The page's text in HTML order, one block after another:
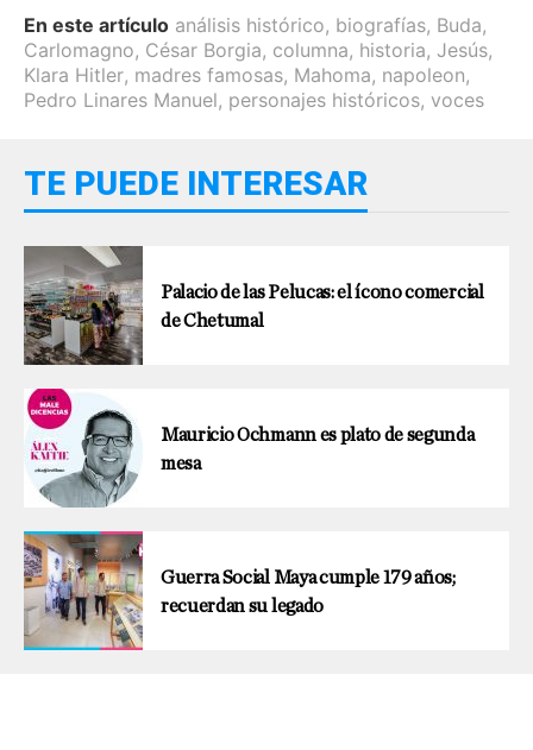
En este artículo análisis histórico, biografías, Buda,
Carlomagno, César Borgia, columna, historia, Jesús,
Klara Hitler, madres famosas, Mahoma, napoleon,
Pedro Linares Manuel, personajes históricos, voces
TE PUEDE INTERESAR
Palacio de las Pelucas: el ícono comercial
de Chetumal
Mauricio Ochmann es plato de segunda
mesa
Guerra Social Maya cumple 179 años;
recuerdan su legado